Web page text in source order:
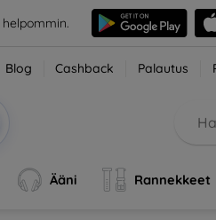
Blog Cashback Palautus
Ääni Rannekkeet